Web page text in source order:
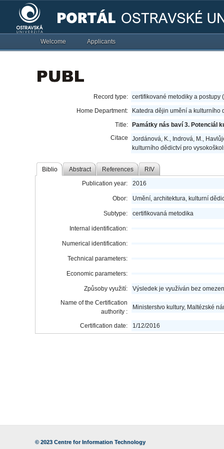
Welcome Applicants
Record type: certifikované metodiky a postupy
Home Department:
Katedra dějin umění a kulturního
Title:
Památky nás baví 3. Potenciál
Citace
Jordánová, K., Indrová, M.,
kulturního dědictví pro
Biblio Abstract References RIV
Publication year: 2016
Obor: Umění, architektura, kulturní
Subtype: certifikovaná metodika
Internal identification:
Numerical identification:
Technical parameters:
Economic parameters:
Způsoby využití:
Výsledek je využíván bez
Name of the Certification
authority :
Ministerstvo kultury, Maltézské
Certification date: 1/12/2016
© 2023 Centre for Information Technology